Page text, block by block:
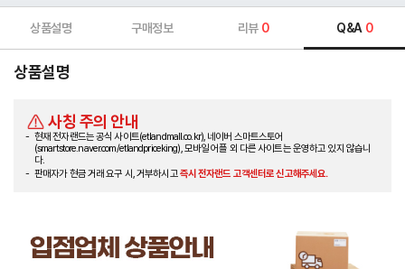
상품설명 구매정보 리뷰 0 Q&A 0
상품설명
사칭 주의 안내
현재 전자랜드는 공식 사이트(etlandmall.co.kr), 네이버 스마트스토어
(smartstore.naver.com/etlandpriceking), 모바일 어플 외 다른 사이트는 운영하고 있지 않습니
다.
판매자가 현금 거래 요구 시, 거부하시고즉시 전자랜드 고객센터로 신고해주세요.